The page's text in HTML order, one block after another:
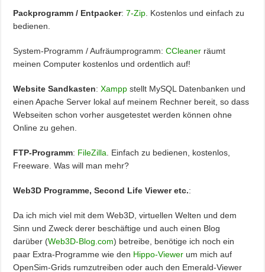
Packprogramm / Entpacker:7-Zip . Kostenlos und einfach zu
bedienen.
System-Programm / Aufräumprogramm:CCleaner räumt
meinen Computer kostenlos und ordentlich auf!
Website Sandkasten:Xampp stellt MySQL Datenbanken und
einen Apache Server lokal auf meinem Rechner bereit, so dass
Webseiten schon vorher ausgetestet werden können ohne
Online zu gehen.
FTP-Programm: FileZilla . Einfach zu bedienen, kostenlos,
Freeware. Was will man mehr?
Web3D Programme, Second Life Viewer etc.:
Da ich mich viel mit dem Web3D, virtuellen Welten und dem
Sinn und Zweck derer beschäftige und auch einen Blog
darüber (Web3D-Blog.com) betreibe, benötige ich noch ein
paar Extra-Programme wie den Hippo-Viewer um mich auf
OpenSim-Grids rumzutreiben oder auch den Emerald-Viewer